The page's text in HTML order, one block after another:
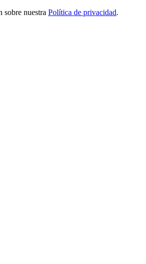
sobre nuestra Política de privacidad.